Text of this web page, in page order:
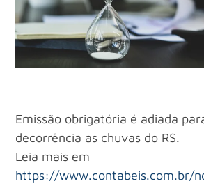
Emissão obrigatória é adiada
decorrência as chuvas do RS.
Leia mais em
https://www.contabeis.com.br/